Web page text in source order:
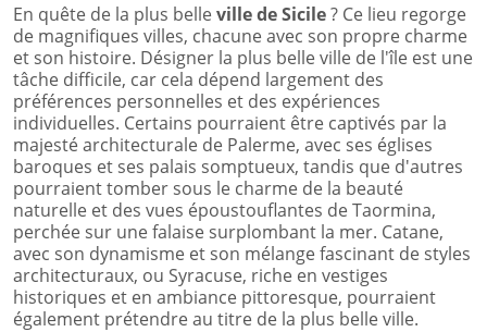
En quête de la plus belleville de Sicile? Ce lieu regorge
de magnifiques villes, chacune avec son propre charme
et son histoire. Désigner la plus belle ville de l'île est une
tâche difficile, car cela dépend largement des
préférences personnelles et des expériences
individuelles. Certains pourraient être captivés par la
majesté architecturale de Palerme, avec ses églises
baroques et ses palais somptueux, tandis que d'autres
pourraient tomber sous le charme de la beauté
naturelle et des vues époustouflantes de Taormina,
perchée sur une falaise surplombant la mer. Catane,
avec son dynamisme et son mélange fascinant de styles
architecturaux, ou Syracuse, riche en vestiges
historiques et en ambiance pittoresque, pourraient
également prétendre au titre de la plus belle ville.